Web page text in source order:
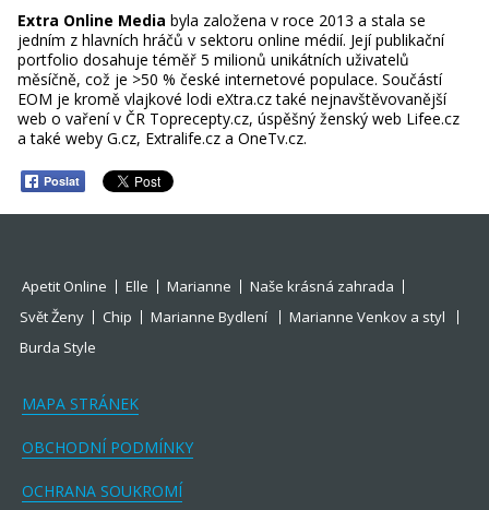
Extra Online Media byla založena v roce 2013 a stala se
jedním z hlavních hráčů v sektoru online médií. Její publikační
portfolio dosahuje téměř 5 milionů unikátních uživatelů
měsíčně, což je >50 % české internetové populace. Součástí
EOM je kromě vlajkové lodi eXtra.cz také nejnavštěvovanější
web o vaření v ČR Toprecepty.cz, úspěšný ženský web Lifee.cz
a také weby G.cz, Extralife.cz a OneTv.cz.
Poslat
Apetit Online Elle Marianne
Naše krásná zahrada
Svět Ženy
Chip Marianne Bydlení
Marianne Venkov a styl
Burda Style
MAPA STRÁNEK
OBCHODNÍ PODMÍNKY
OCHRANA SOUKROMÍ